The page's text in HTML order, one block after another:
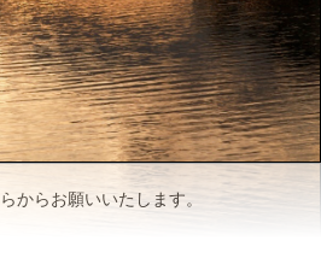
からお願いいたします。